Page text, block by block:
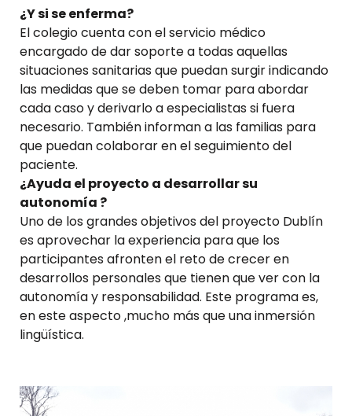
¿Y si se enferma?
El colegio cuenta con el servicio médico
encargado de dar soporte a todas aquellas
situaciones sanitarias que puedan surgir indicando
las medidas que se deben tomar para abordar
cada caso y derivarlo a especialistas si fuera
necesario. También informan a las familias para
que puedan colaborar en el seguimiento del
paciente.
¿Ayuda el proyecto a desarrollar su
autonomía ?
Uno de los grandes objetivos del proyecto Dublín
es aprovechar la experiencia para que los
participantes afronten el reto de crecer en
desarrollos personales que tienen que ver con la
autonomía y responsabilidad. Este programa es,
en este aspecto ,mucho más que una inmersión
lingüística.